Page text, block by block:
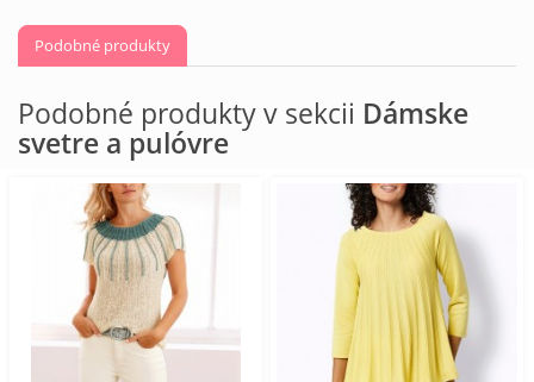
Podobné produkty
Podobné produkty v sekcii Dámske
svetre a pulóvre